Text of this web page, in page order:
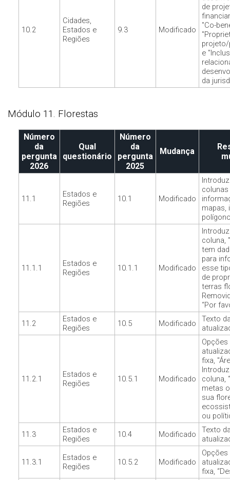
10.2
Cidades,
Estados e
Regiões
9.3 Modificado
de
"Co-
e
da
Módulo 11. Florestas
Número
da
pergunta
2026
Qual
questionário
Número
da
pergunta
2025
Mudança
11.1
Estados e
Regiões
10.1 Modificado
mapas,
11.1.1
Estados e
Regiões
10.1.1 Modificado
coluna,
tem
para
esse
de
terras
“Por
11.2
Estados e
Regiões
10.5 Modificado
Texto
11.2.1
Estados e
Regiões
10.5.1 Modificado
Opções
fixa,
coluna,
metas
sua
ou
11.3
Estados e
Regiões
10.4 Modificado
Texto
11.3.1
Estados e
Regiões
10.5.2 Modificado
Opções
fixa,